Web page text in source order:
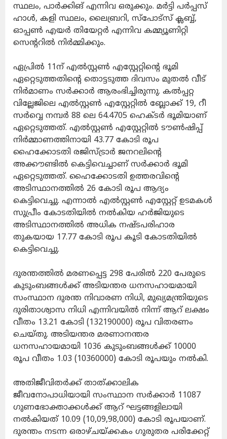
സ്ഥലം, പാർക്കിങ് എന്നിവ ഒരുക്കും. മർട്ടി പർപ്പസ്
ഹാൾ, കളി സ്ഥലം, ലൈബ്രറി, സ്‌പോട്‌സ് ക്ലബ്ബ്,
ഓപ്പൺ എയർ തിയേറ്റർ എന്നിവ കമ്മ്യൂണിറ്റി
സെന്ററിൽ നിർമ്മിക്കും.
ഏപ്രിൽ 11ന് എൽസ്റ്റൺ എസ്റ്റേറ്റിന്റെ ഭൂമി
ഏറ്റെടുത്തതിന്റെ തൊട്ടടുത്ത ദിവസം മുതൽ വീട്
നിർമാണം സർക്കാർ ആരംഭിച്ചിരുന്നു. കൽപ്പറ്റ
വില്ലേജിലെ എൽസ്റ്റൺ എസ്റ്റേറ്റിൽ ബ്ലോക്ക് 19, റീ
സർവ്വെ നമ്പർ 88 ലെ 64.4705 ഹെക്ടർ ഭൂമിയാണ്
ഏറ്റെടുത്തത്. എൽസ്റ്റൺ എസ്റ്റേറ്റിൽ ടൗൺഷിപ്പ്
നിർമ്മാണത്തിനായി 43.77 കോടി രൂപ
ഹൈക്കോടതി രജിസ്ട്രാർ ജനറലിന്റെ
അക്കൗണ്ടിൽ കെട്ടിവെച്ചാണ് സർക്കാർ ഭൂമി
ഏറ്റെടുത്തത്. ഹൈക്കോടതി ഉത്തരവിന്റെ
അടിസ്ഥാനത്തിൽ 26 കോടി രൂപ ആദ്യം
കെട്ടിവെച്ചു. എന്നാൽ എൽസ്റ്റൺ എസ്റ്റേറ്റ് ഉടമകൾ
സുപ്രീം കോടതിയിൽ നൽകിയ ഹർജിയുടെ
അടിസ്ഥാനത്തിൽ അധിക നഷ്ടപരിഹാര
തുകയായ 17.77 കോടി രൂപ കൂടി കോടതിയിൽ
കെട്ടിവെച്ചു.
ദുരന്തത്തിൽ മരണപ്പെട്ട 298 പേരിൽ 220 പേരുടെ
കുടുംബങ്ങൾക്ക് അടിയന്തര ധനസഹായമായി
സംസ്ഥാന ദുരന്ത നിവാരണ നിധി, മുഖ്യമന്ത്രിയുടെ
ദുരിതാശ്വാസ നിധി എന്നിവയിൽ നിന്ന് ആറ് ലക്ഷം
വീതം 13.21 കോടി (132190000) രൂപ വിതരണം
ചെയ്തു. അടിയന്തര മരണാനന്തര
ധനസഹായമായി 1036 കുടുംബങ്ങൾക്ക് 10000
രൂപ വീതം 1.03 (10360000) കോടി രൂപയും നൽകി.
അതിജീവിതർക്ക് താത്ക്കാലിക
ജീവനോപാധിയായി സംസ്ഥാന സർക്കാർ 11087
ഗുണഭോക്താക്കൾക്ക് ആറ് ഘട്ടങ്ങളിലായി
നൽകിയത് 10.09 (10,09,98,000) കോടി രൂപയാണ്.
ദുരന്തം നടന്ന ഒരാഴ്ചയ്ക്കകം ഗുരുതര പരിക്കേറ്റ്